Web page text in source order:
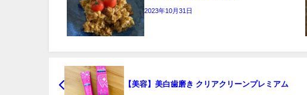
2023年10月31日
【美容】美白歯磨き クリアクリーンプレミアム